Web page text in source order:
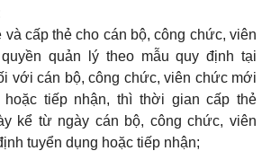
và cấp thẻ cho cán bộ, công chức, viên
quản lý theo mẫu quy định tại
với cán bộ, công chức, viên chức mới
tiếp nhận, thì thời gian cấp thẻ
kể từ ngày cán bộ, công chức, viên
tuyển dụng hoặc tiếp nhận;